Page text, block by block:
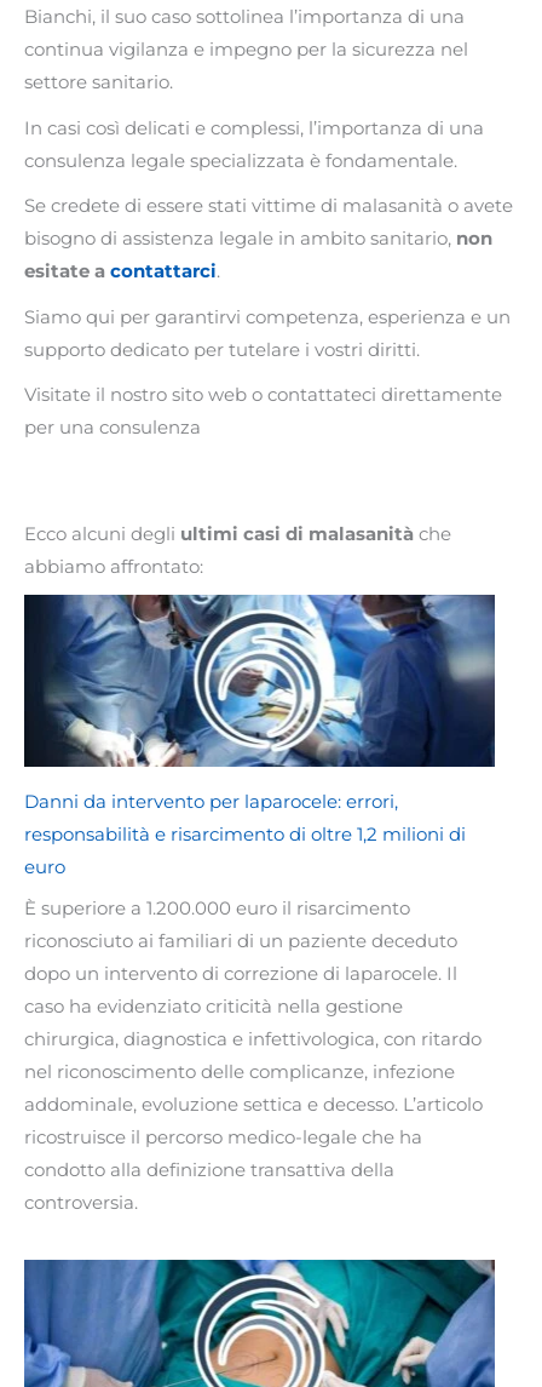
Bianchi, il suo caso sottolinea l’importanza di una
continua vigilanza e impegno per la sicurezza nel
settore sanitario.
In casi così delicati e complessi, l’importanza di una
consulenza legale specializzata è fondamentale.
Se credete di essere stati vittime di malasanità o avete
bisogno di assistenza legale in ambito sanitario, non
esitate a contattarci.
Siamo qui per garantirvi competenza, esperienza e un
supporto dedicato per tutelare i vostri diritti.
Visitate il nostro sito web o contattateci direttamente
per una consulenza
Ecco alcuni degli ultimi casi di malasanità che
abbiamo affrontato:
Danni da intervento per laparocele: errori,
responsabilità e risarcimento di oltre 1,2 milioni di
euro
È superiore a 1.200.000 euro il risarcimento
riconosciuto ai familiari di un paziente deceduto
dopo un intervento di correzione di laparocele. Il
caso ha evidenziato criticità nella gestione
chirurgica, diagnostica e infettivologica, con ritardo
nel riconoscimento delle complicanze, infezione
addominale, evoluzione settica e decesso. L’articolo
ricostruisce il percorso medico-legale che ha
condotto alla definizione transattiva della
controversia.